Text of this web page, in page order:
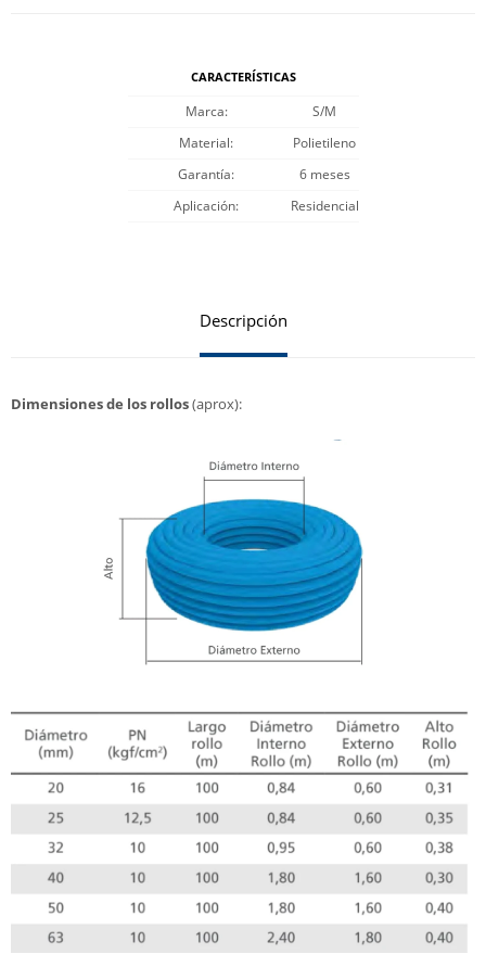
CARACTERÍSTICAS
Marca
S/M
Material
Polietileno
Garantía
6 meses
Aplicación
Residencial
Descripción
Dimensiones de los rollos(aprox):